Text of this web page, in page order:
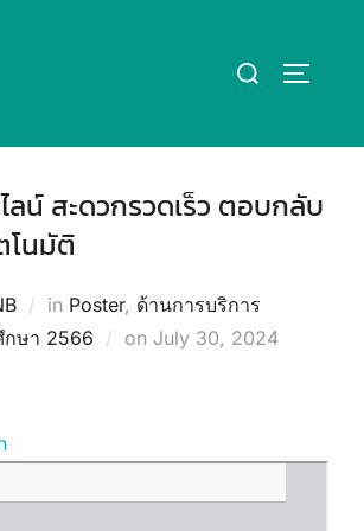
Search
น์ สะดวกรวดเร็ว ตอบกลับ
โนมัติ
in Poster, ด้านการบริการ
กษา 2566 on Posted
July 30, 2024